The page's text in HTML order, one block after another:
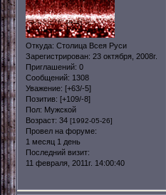
Откуда: Столица Всея Руси
Зарегистрирован: 23 октября, 2008г.
Приглашений: 0
Сообщений: 1308
Уважение: [+63/-5]
Позитив: [+109/-8]
Пол: Мужской
Возраст: 34 [1992-05-26]
Провел на форуме:
1 месяц 1 день
Последний визит:
11 февраля, 2011г. 14:00:40